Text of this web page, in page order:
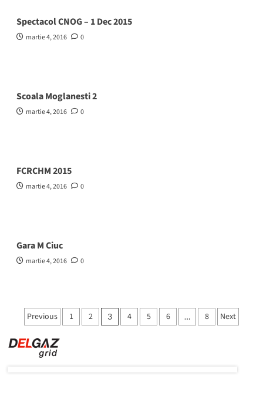
Spectacol CNOG – 1 Dec 2015
martie 4, 2016 0
Scoala Moglanesti 2
martie 4, 2016 0
FCRCHM 2015
martie 4, 2016 0
Gara M Ciuc
martie 4, 2016 0
Paginație
articole
Previous 1 2 3 4 5 6 … 8 Next